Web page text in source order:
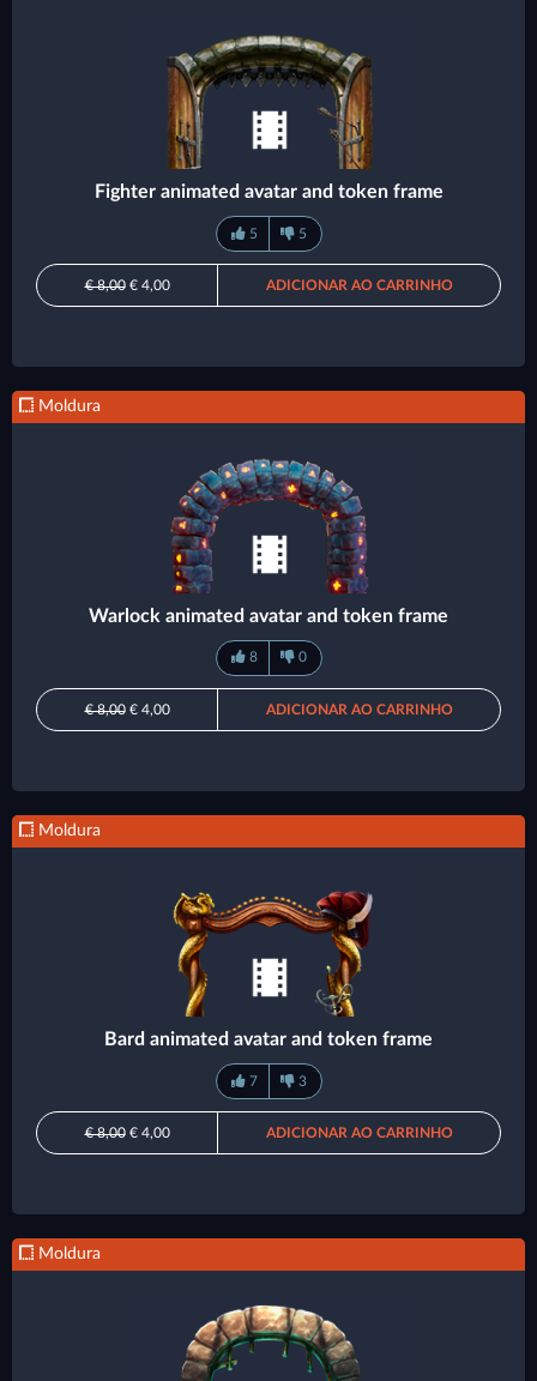
Fighter animated avatar and token frame
5 5
€ 8,00€ 4,00 ADICIONAR AO CARRINHO
Moldura
Warlock animated avatar and token frame
8 0
€ 8,00€ 4,00 ADICIONAR AO CARRINHO
Moldura
Bard animated avatar and token frame
7 3
€ 8,00€ 4,00 ADICIONAR AO CARRINHO
Moldura